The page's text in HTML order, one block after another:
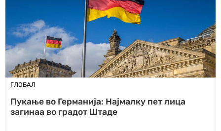
ГЛОБАЛ
Пукање во Германија: Најмалку пет лица
загинаа во градот Штаде